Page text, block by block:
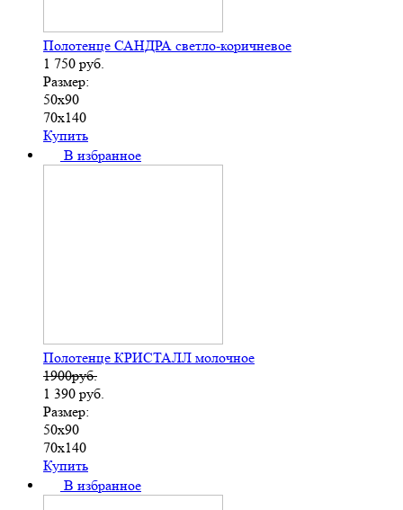
Полотенце САНДРА светло-коричневое
1 750 руб.
Размер:
50х90
70х140
Купить
В избранное
Полотенце КРИСТАЛЛ молочное
1900руб.
1 390 руб.
Размер:
50х90
70х140
Купить
В избранное